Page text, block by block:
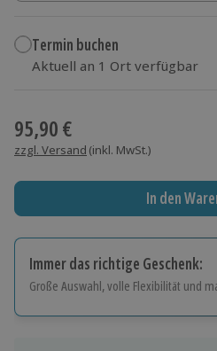
Termin buchen
Aktuell an 1 Ort verfügbar
95,90 €
zzgl. Versand (inkl. MwSt.)
In den
Immer das richtige Geschenk:
Große Auswahl, volle Flexibilität und